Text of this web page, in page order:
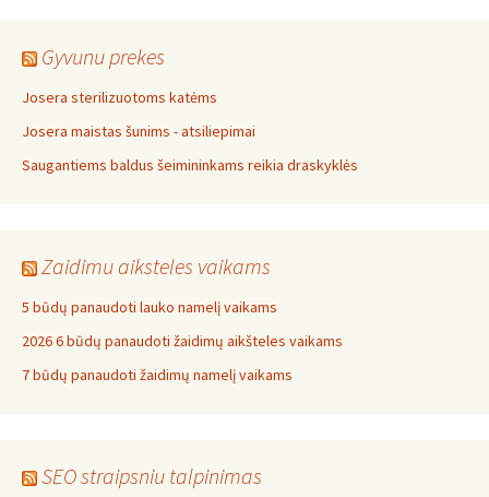
Gyvunu prekes
Josera sterilizuotoms katėms
Josera maistas šunims - atsiliepimai
Saugantiems baldus šeimininkams reikia draskyklės
Zaidimu aiksteles vaikams
5 būdų panaudoti lauko namelį vaikams
2026 6 būdų panaudoti žaidimų aikšteles vaikams
7 būdų panaudoti žaidimų namelį vaikams
SEO straipsniu talpinimas